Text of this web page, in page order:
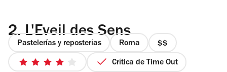
2. L'Eveil des Sens
Pastelerías y reposterías Roma
precio
2
4
Crítica de Time Out